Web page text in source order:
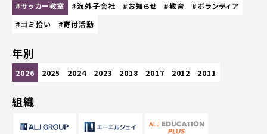
#サッカー教室
#海外子会社 #お知らせ #教育
#ボランティア
#ゴミ拾い
#寄付活動
年別
2026 2025 2024 2023 2018 2017 2012 2011
組織